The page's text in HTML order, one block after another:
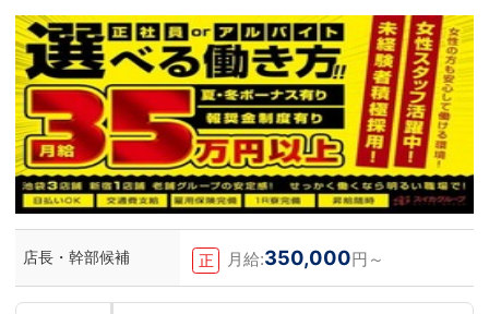
店長・幹部候補 正 月給:350,000円～